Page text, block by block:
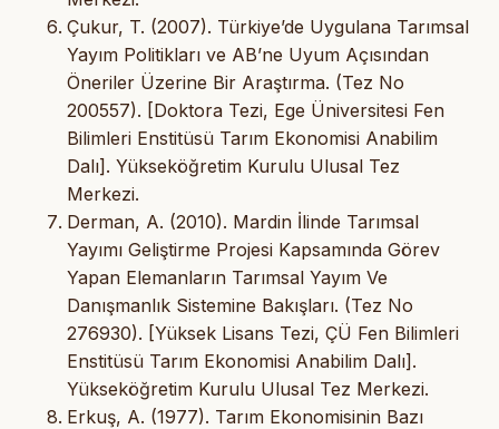
Çukur, T. (2007). Türkiye’de Uygulana Tarımsal
Yayım Politikları ve AB’ne Uyum Açısından
Öneriler Üzerine Bir Araştırma. (Tez No
200557). [Doktora Tezi, Ege Üniversitesi Fen
Bilimleri Enstitüsü Tarım Ekonomisi Anabilim
Dalı]. Yükseköğretim Kurulu Ulusal Tez
Merkezi.
Derman, A. (2010). Mardin İlinde Tarımsal
Yayımı Geliştirme Projesi Kapsamında Görev
Yapan Elemanların Tarımsal Yayım Ve
Danışmanlık Sistemine Bakışları. (Tez No
276930). [Yüksek Lisans Tezi, ÇÜ Fen Bilimleri
Enstitüsü Tarım Ekonomisi Anabilim Dalı].
Yükseköğretim Kurulu Ulusal Tez Merkezi.
Erkuş, A. (1977). Tarım Ekonomisinin Bazı